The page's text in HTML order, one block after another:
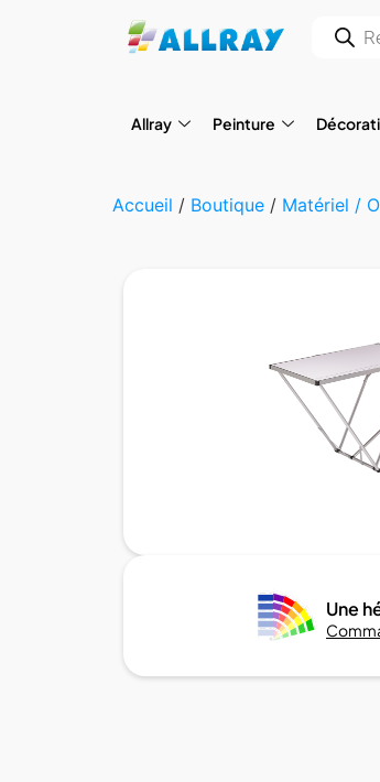
Allray Peinture
Accueil / Boutique / Matériel /
Une